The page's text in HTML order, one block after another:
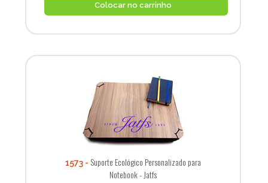
Colocar no carrinho
1573
Suporte Ecológico Personalizado para
Notebook - Jatfs